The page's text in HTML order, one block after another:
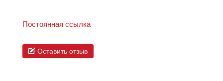
Постоянная ссылка
Оставить отзыв